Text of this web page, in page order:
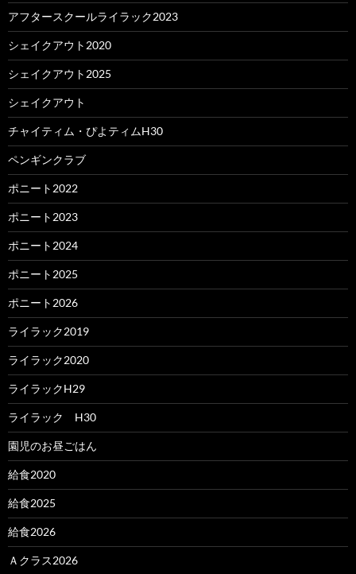
アフタースクールライラック2023
シェイクアウト2020
シェイクアウト2025
シェイクアウト
チャイティム・ぴよティムH30
ペンギンクラブ
ポニート2022
ポニート2023
ポニート2024
ポニート2025
ポニート2026
ライラック2019
ライラック2020
ライラックH29
ライラック H30
園児のお昼ごはん
給食2020
給食2025
給食2026
Ａクラス2026